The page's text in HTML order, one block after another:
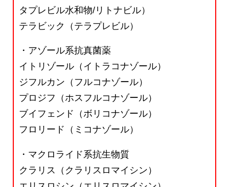
タプレビル水和物/リトナビル）
テラビック（テラプレビル）
・アゾール系抗真菌薬
イトリゾール（イトラコナゾール）
ジフルカン（フルコナゾール）
プロジフ（ホスフルコナゾール）
ブイフェンド（ボリコナゾール）
フロリード（ミコナゾール）
・マクロライド系抗生物質
クラリス（クラリスロマイシン）